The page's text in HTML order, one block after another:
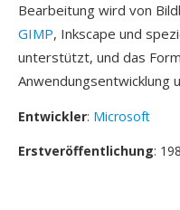
Bearbeitung wird von
GIMP, Inkscape und
unterstützt, und das
Anwendungsentwicklung
Entwickler: Microsoft
Erstveröffentlichung: